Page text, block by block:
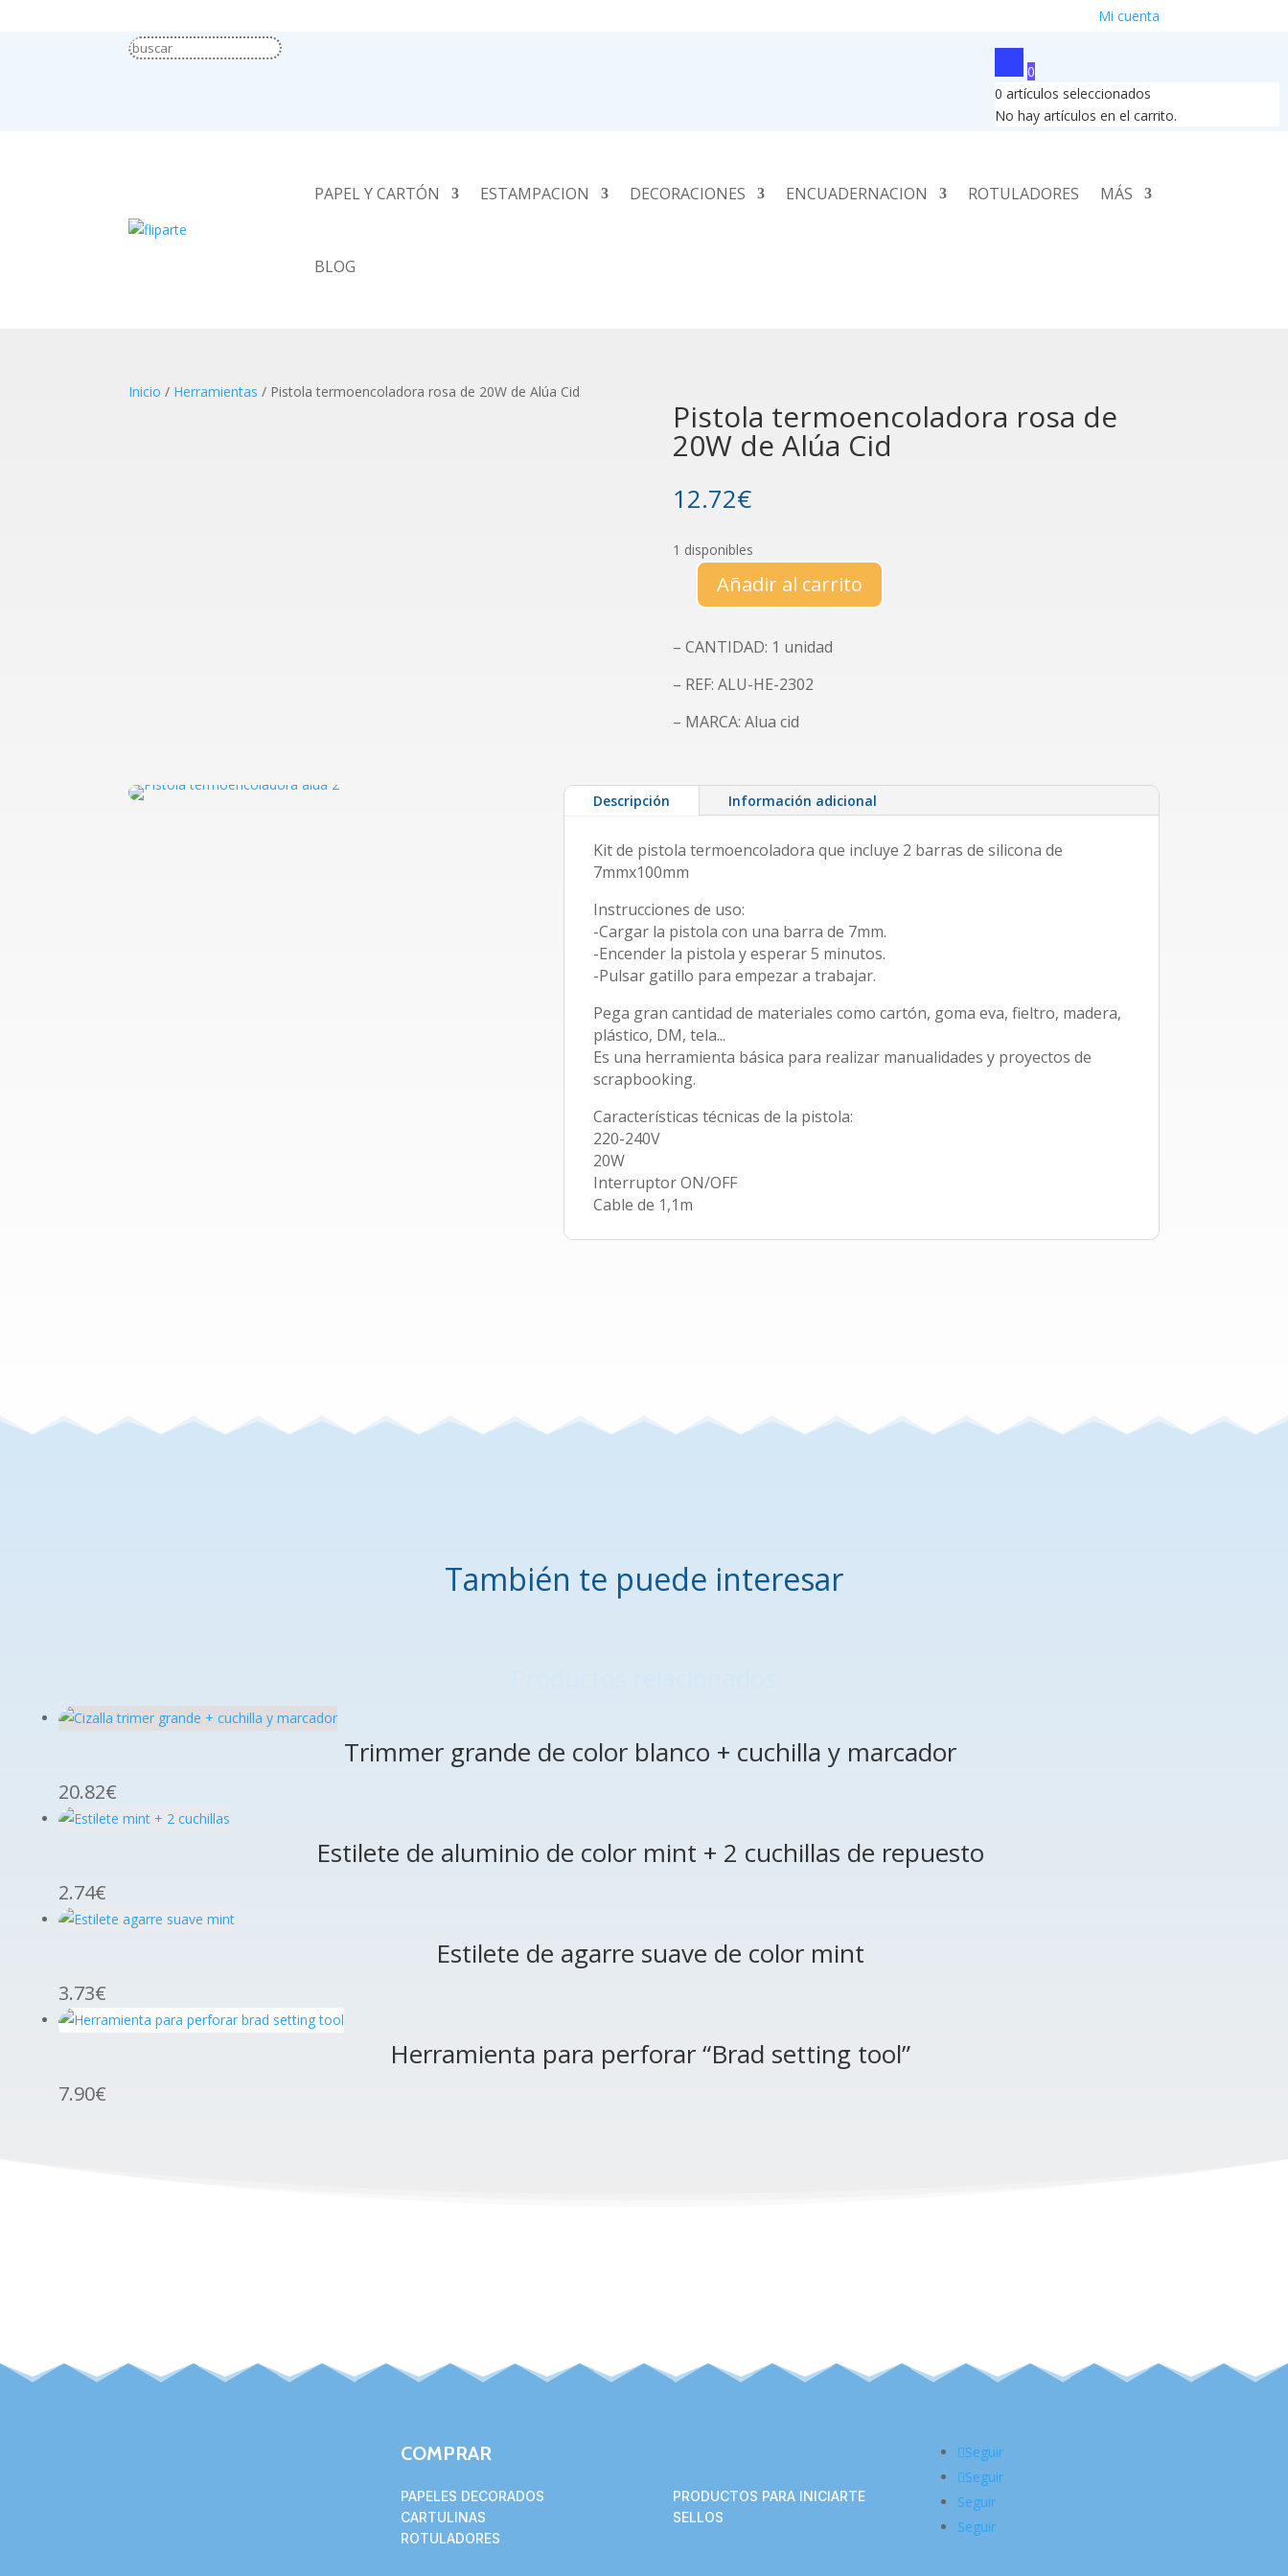
Mi cuenta
0
0 artículos seleccionados
No hay artículos en el carrito.
PAPEL Y CARTÓN ESTAMPACION DECORACIONES ENCUADERNACION ROTULADORES MÁS
BLOG
Inicio / Herramientas / Pistola termoencoladora rosa de 20W de Alúa Cid
Pistola termoencoladora rosa de
20W de Alúa Cid
12.72€
1 disponibles
rosa
20W
Alúa
Añadir al carrito
– CANTIDAD: 1 unidad
– REF: ALU-HE-2302
– MARCA: Alua cid
Descripción Información adicional
Kit de pistola termoencoladora que incluye 2 barras de silicona de
7mmx100mm
Instrucciones de uso:
-Cargar la pistola con una barra de 7mm.
-Encender la pistola y esperar 5 minutos.
-Pulsar gatillo para empezar a trabajar.
Pega gran cantidad de materiales como cartón, goma eva, fieltro, madera,
plástico, DM, tela...
Es una herramienta básica para realizar manualidades y proyectos de
scrapbooking.
Características técnicas de la pistola:
220-240V
20W
Interruptor ON/OFF
Cable de 1,1m
También te puede interesar
Trimmer grande de color blanco + cuchilla y marcador
20.82€
Estilete de aluminio de color mint + 2 cuchillas de repuesto
2.74€
Estilete de agarre suave de color mint
3.73€
Herramienta para perforar “Brad setting tool”
7.90€
COMPRAR
PAPELES DECORADOS
CARTULINAS
ROTULADORES
PRODUCTOS PARA INICIARTE
SELLOS
Seguir
Seguir
Seguir
Seguir